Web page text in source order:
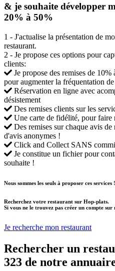
& je souhaite développer
20% à 50%
1 - J'actualise la présentation de
restaurant.
2 - Je propose ces options pour
clients:
Je propose des remises de
pour augmenter la fréquentation
Réservation en ligne avec
désistement
Des remises clients sur les
Une carte de fidélité, pour faire
Des remises sur chaque avis
d'avis anonymes !
Click and Collect SANS
Je constitue un fichier pour
souhaite !
Nous sommes les seuls à proposer ces services
Recherchez votre restaurant sur Hop-plats.
Si vous ne le trouvez pas créer un compte sur
Je recherche mon restaurant
Rechercher un
323 de notre